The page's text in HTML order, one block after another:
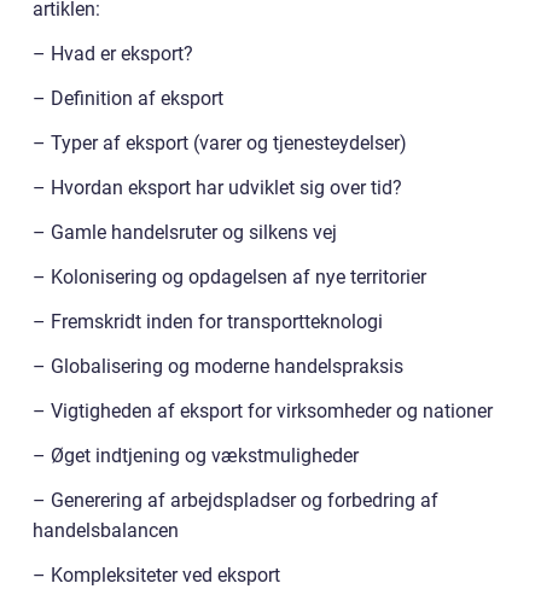
artiklen:
– Hvad er eksport?
– Definition af eksport
– Typer af eksport (varer og tjenesteydelser)
– Hvordan eksport har udviklet sig over tid?
– Gamle handelsruter og silkens vej
– Kolonisering og opdagelsen af nye territorier
– Fremskridt inden for transportteknologi
– Globalisering og moderne handelspraksis
– Vigtigheden af eksport for virksomheder og nationer
– Øget indtjening og vækstmuligheder
– Generering af arbejdspladser og forbedring af
handelsbalancen
– Kompleksiteter ved eksport